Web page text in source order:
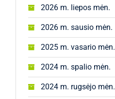
2026 m. liepos mėn.
2026 m. sausio mėn.
2025 m. vasario mėn.
2024 m. spalio mėn.
2024 m. rugsėjo mėn.